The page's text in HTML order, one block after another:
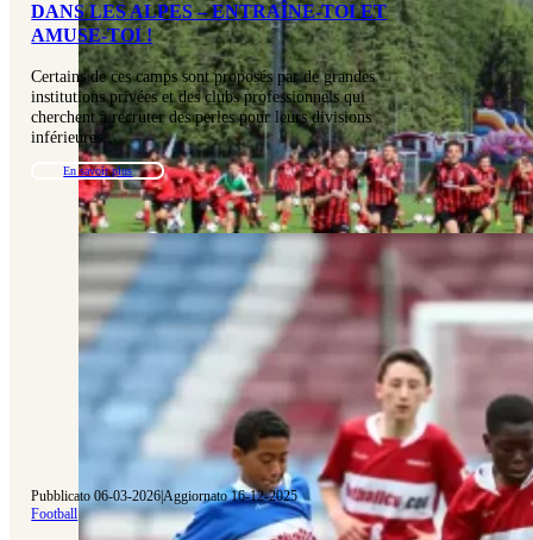
DANS LES ALPES – ENTRAÎNE-TOI ET
AMUSE-TOI !
Certains de ces camps sont proposés par de grandes
institutions privées et des clubs professionnels qui
cherchent à recruter des perles pour leurs divisions
inférieures…
En savoir plus
Pubblicato 06-03-2026|Aggiornato 16-12-2025
Football